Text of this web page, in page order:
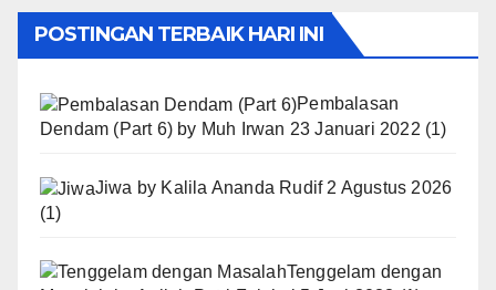
POSTINGAN TERBAIK HARI INI
Pembalasan
Dendam (Part 6) by Muh Irwan 23 Januari 2022 (1)
Jiwa by Kalila Ananda Rudif 2 Agustus 2026
(1)
Tenggelam dengan